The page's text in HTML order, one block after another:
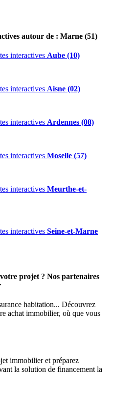
autour de : Marne (51)
interactives Aube (10)
interactives Aisne (02)
interactives Ardennes (08)
interactives Moselle (57)
interactives Meurthe-et-
interactives Seine-et-Marne
projet ? Nos partenaires
habitation... Découvrez
achat immobilier, où que vous
immobilier et préparez
la solution de financement la